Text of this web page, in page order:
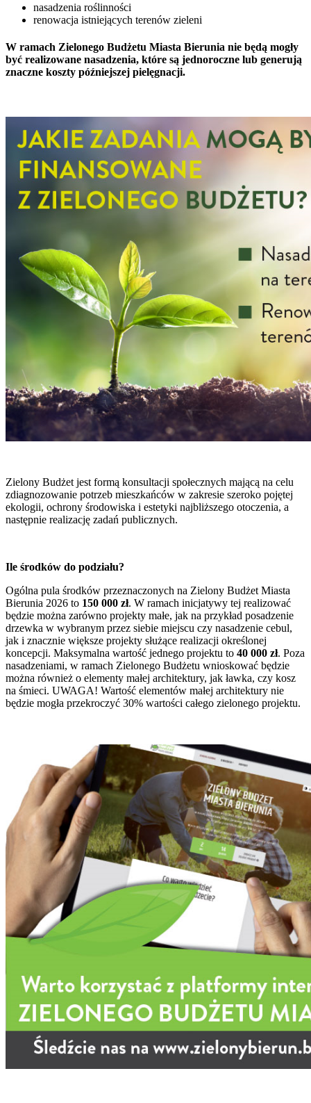
nasadzenia roślinności
renowacja istniejących terenów zieleni
W ramach Zielonego Budżetu Miasta Bierunia nie będą mogły
być realizowane nasadzenia, które są jednoroczne lub generują
znaczne koszty późniejszej pielęgnacji.
Zielony Budżet jest formą konsultacji społecznych mającą na celu
zdiagnozowanie potrzeb mieszkańców w zakresie szeroko pojętej
ekologii, ochrony środowiska i estetyki najbliższego otoczenia, a
następnie realizację zadań publicznych.
Ile środków do podziału?
Ogólna pula środków przeznaczonych na Zielony Budżet Miasta
Bierunia 2026 to 150 000 zł. W ramach inicjatywy tej realizować
będzie można zarówno projekty małe, jak na przykład posadzenie
drzewka w wybranym przez siebie miejscu czy nasadzenie cebul,
jak i znacznie większe projekty służące realizacji określonej
koncepcji. Maksymalna wartość jednego projektu to 40 000 zł. Poza
nasadzeniami, w ramach Zielonego Budżetu wnioskować będzie
można również o elementy małej architektury, jak ławka, czy kosz
na śmieci. UWAGA! Wartość elementów małej architektury nie
będzie mogła przekroczyć 30% wartości całego zielonego projektu.